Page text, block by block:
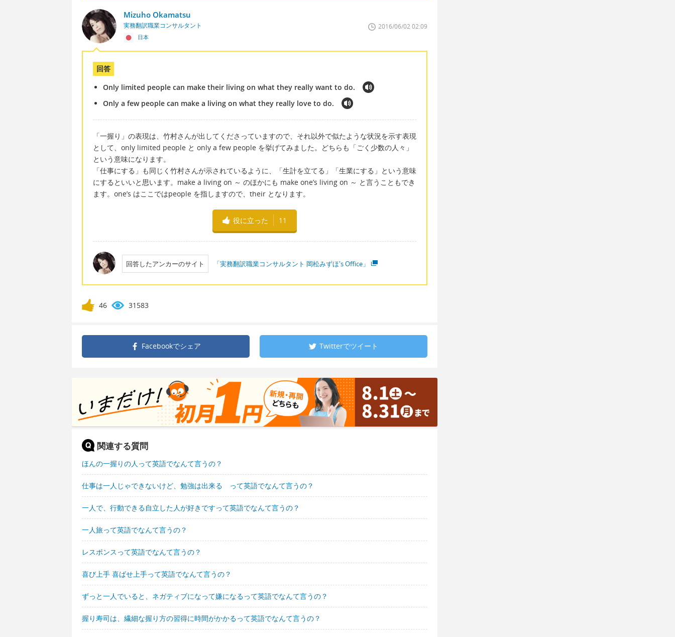
Mizuho Okamatsu
実務翻訳職業コンサルタント
日本
2016/06/02 02:09
回答
Only limited people can make their living on what they really want to do.
Only a few people can make a living on what they really love to do.
「一握り」の表現は、竹村さんが出してくださっていますので、それ以外で似たような状況を示す表現
として、only limited people と only a few people を挙げてみました。どちらも「ごく少数の人々」
という意味になります。
「仕事にする」も同じく竹村さんが示されているように、「生計を立てる」「生業にする」という意味
にするといいと思います。make a living on ～ のほかにも make one’s living on ～ と言うこともでき
ます。one’s はここではpeople を指しますので、their となります。
役に立った 11
回答したアンカーのサイト 「実務翻訳職業コンサルタント 岡松みずほ's Office」
46 31583
Facebookでシェア Twitterでツイート
関連する質問
ほんの一握りの人って英語でなんて言うの？
仕事は一人じゃできないけど、勉強は出来る って英語でなんて言うの？
一人で、行動できる自立した人が好きですって英語でなんて言うの？
一人旅って英語でなんて言うの？
レスポンスって英語でなんて言うの？
喜び上手 喜ばせ上手って英語でなんて言うの？
ずっと一人でいると、ネガティブになって嫌になるって英語でなんて言うの？
握り寿司は、繊細な握り方の習得に時間がかかるって英語でなんて言うの？